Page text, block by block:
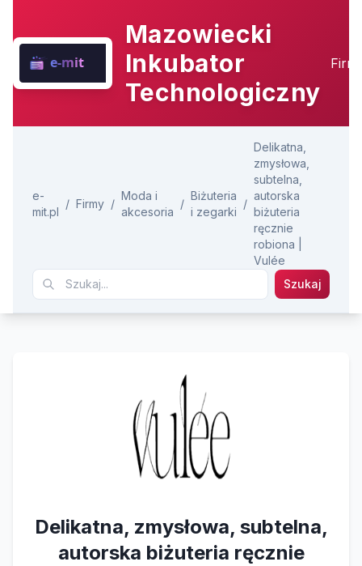
Mazowiecki
Inkubator
Technologiczny
e-
mit.pl
/ Firmy /
Moda i
akcesoria
/
Biżuteria
i zegarki
/
Delikatna,
zmysłowa,
subtelna,
autorska
biżuteria
ręcznie
robiona |
Vulée
Szukaj
Delikatna, zmysłowa, subtelna,
autorska biżuteria ręcznie